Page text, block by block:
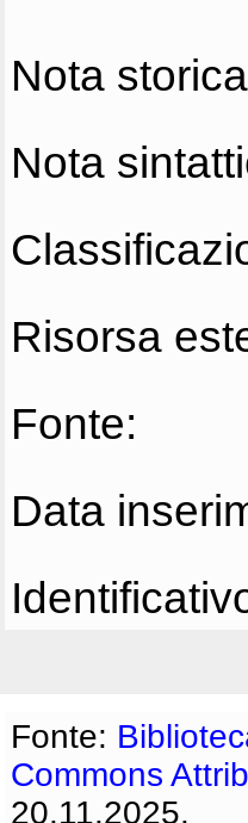
Nota
Nota
Risorsa
Fonte:
Data
Fonte:
Commons
20.11.2025.